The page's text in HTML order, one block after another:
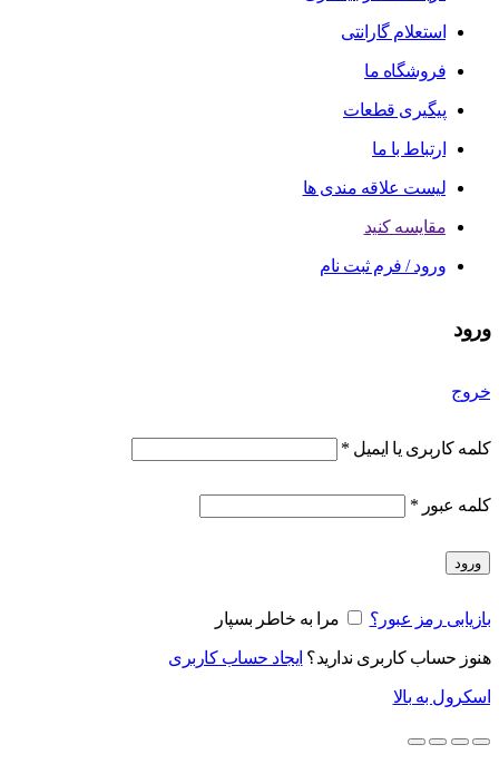
استعلام گارانتی
فروشگاه ما
پیگیری قطعات
ارتباط با ما
لیست علاقه مندی ها
مقایسه کنید
ورود / فرم ثبت نام
ورود
خروج
کلمه کاربری یا ایمیل *
کلمه عبور *
ورود
بازیابی رمز عبور؟ مرا به خاطر بسپار
هنوز حساب کاربری ندارید؟ ایجاد حساب کاربری
اسکرول به بالا